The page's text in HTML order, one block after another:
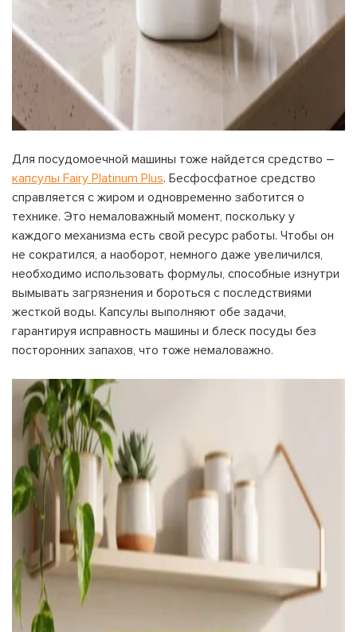
Для посудомоечной машины тоже найдется средство –
капсулы Fairy Platinum Plus. Бесфосфатное средство
справляется с жиром и одновременно заботится о
технике. Это немаловажный момент, поскольку у
каждого механизма есть свой ресурс работы. Чтобы он
не сократился, а наоборот, немного даже увеличился,
необходимо использовать формулы, способные изнутри
вымывать загрязнения и бороться с последствиями
жесткой воды. Капсулы выполняют обе задачи,
гарантируя исправность машины и блеск посуды без
посторонних запахов, что тоже немаловажно.